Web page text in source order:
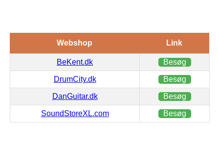
Webshop Link
BeKent.dk Besøg
DrumCity.dk Besøg
DanGuitar.dk Besøg
SoundStoreXL.com Besøg